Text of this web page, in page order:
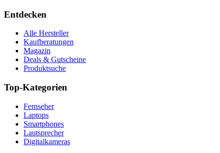
Entdecken
Alle Hersteller
Kaufberatungen
Magazin
Deals & Gutscheine
Produktsuche
Top-Kategorien
Fernseher
Laptops
Smartphones
Lautsprecher
Digitalkameras